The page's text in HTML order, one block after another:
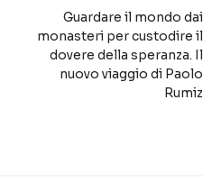
Guardare il mondo dai
monasteri per custodire il
dovere della speranza. Il
nuovo viaggio di Paolo
Rumiz